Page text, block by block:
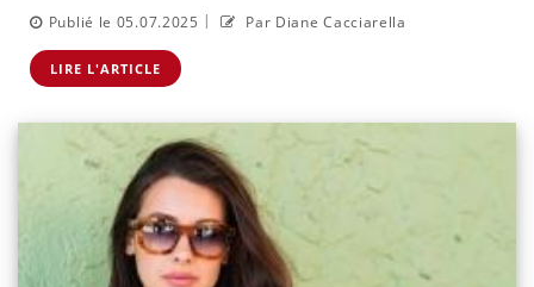
Publié le 05.07.2025 | Par Diane Cacciarella
LIRE L'ARTICLE